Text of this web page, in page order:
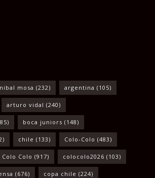
mosa (232) argentina (105)
arturo vidal (240)
boca juniors (148)
chile (133) Colo-Colo (483)
Colo Colo (917) colocolo2026 (103)
(676) copa chile (224)